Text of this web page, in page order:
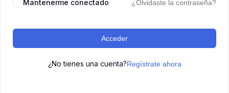
Mantenerme conectado ¿Olvidaste la contraseña?
Acceder
¿No tienes una cuenta?Regístrate ahora